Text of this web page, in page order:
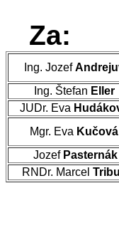
Za:
Ing. Jozef
Ing. Štefan Eller
JUDr. Eva
Mgr. Eva Kučová
Jozef Pasternák
RNDr. Marcel